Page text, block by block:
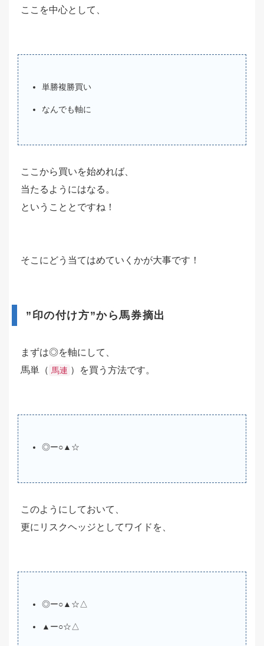
ここを中心として、
単勝複勝買い
なんでも軸に
ここから買いを始めれば、
当たるようにはなる。
ということとですね！
そこにどう当てはめていくかが大事です！
”印の付け方”から馬券摘出
まずは◎を軸にして、
馬単（ 馬連 ）を買う方法です。
◎ー○▲☆
このようにしておいて、
更にリスクヘッジとしてワイドを、
◎ー○▲☆△
▲ー○☆△